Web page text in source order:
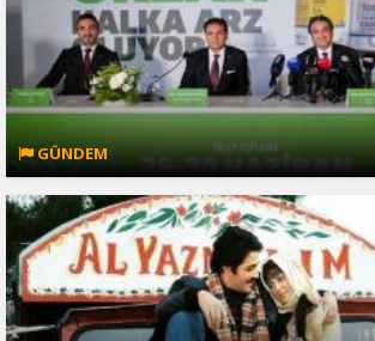
GÜNDEM